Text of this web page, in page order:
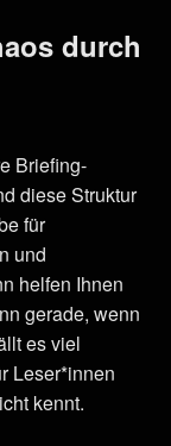
durch
Briefing-
diese Struktur
für
und
helfen Ihnen
gerade, wenn
es viel
Leser*innen
kennt.